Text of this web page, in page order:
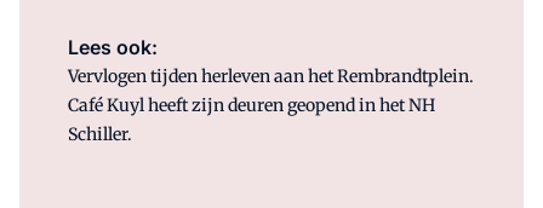
Lees ook:
Vervlogen tijden herleven aan het Rembrandtplein.
Café Kuyl heeft zijn deuren geopend in het NH
Schiller.